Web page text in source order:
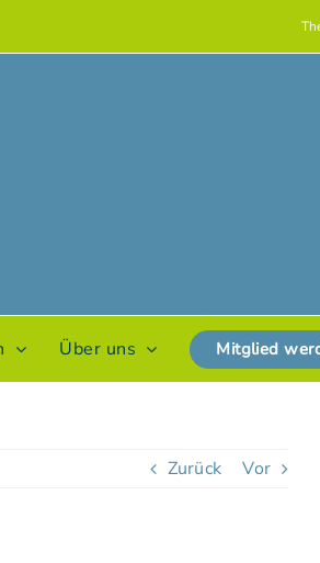
Über uns Mitglied
Zurück Vor